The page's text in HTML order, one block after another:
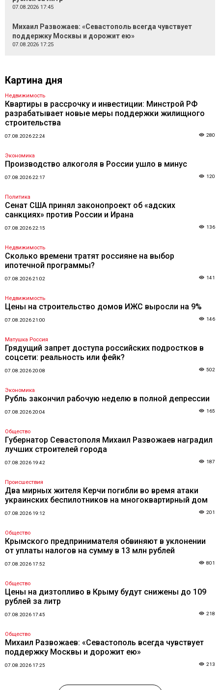
07.08.2026 17:45
Михаил Развожаев: «Севастополь всегда чувствует
поддержку Москвы и дорожит ею»
07.08.2026 17:25
Картина дня
Недвижимость
Квартиры в рассрочку и инвестиции: Минстрой РФ
разрабатывает новые меры поддержки жилищного
строительства
07.08.2026 22:24 280
Экономика
Производство алкоголя в России ушло в минус
07.08.2026 22:17 120
Политика
Сенат США принял законопроект об «адских
санкциях» против России и Ирана
07.08.2026 22:15 136
Недвижимость
Сколько времени тратят россияне на выбор
ипотечной программы?
07.08.2026 21:02 141
Недвижимость
Цены на строительство домов ИЖС выросли на 9%
07.08.2026 21:00 146
Матушка Россия
Грядущий запрет доступа российских подростков в
соцсети: реальность или фейк?
07.08.2026 20:08 502
Экономика
Рубль закончил рабочую неделю в полной депрессии
07.08.2026 20:04 165
Общество
Губернатор Севастополя Михаил Развожаев наградил
лучших строителей города
07.08.2026 19:42 187
Происшествия
Два мирных жителя Керчи погибли во время атаки
украинских беспилотников на многоквартирный дом
07.08.2026 19:12 201
Общество
Крымского предпринимателя обвиняют в уклонении
от уплаты налогов на сумму в 13 млн рублей
07.08.2026 17:52 801
Общество
Цены на дизтопливо в Крыму будут снижены до 109
рублей за литр
07.08.2026 17:45 218
Общество
Михаил Развожаев: «Севастополь всегда чувствует
поддержку Москвы и дорожит ею»
07.08.2026 17:25 213